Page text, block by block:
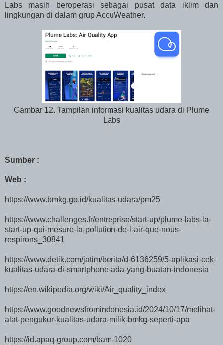
Labs masih beroperasi sebagai pusat data iklim dan
lingkungan di dalam grup AccuWeather.
Gambar 12. Tampilan informasi kualitas udara di Plume
Labs
Sumber :
Web :
https://www.bmkg.go.id/kualitas-udara/pm25
https://www.challenges.fr/entreprise/start-up/plume-labs-la-
start-up-qui-mesure-la-pollution-de-l-air-que-nous-
respirons_30841
https://www.detik.com/jatim/berita/d-6136259/5-aplikasi-cek-
kualitas-udara-di-smartphone-ada-yang-buatan-indonesia
https://en.wikipedia.org/wiki/Air_quality_index
https://www.goodnewsfromindonesia.id/2024/10/17/melihat-
alat-pengukur-kualitas-udara-milik-bmkg-seperti-apa
https://id.apaq-group.com/bam-1020